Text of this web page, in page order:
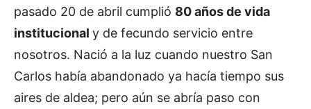
pasado 20 de abril cumplió 80 años de vida
institucional y de fecundo servicio entre
nosotros. Nació a la luz cuando nuestro San
Carlos había abandonado ya hacía tiempo sus
aires de aldea; pero aún se abría paso con